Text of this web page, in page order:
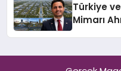
Türkiye
Mimarı
Hayata